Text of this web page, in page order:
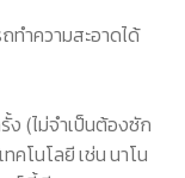
ทำความสะอาดได้
ง (ไม่จำเป็นต้องซัก
โนโลยี เช่น นาโน